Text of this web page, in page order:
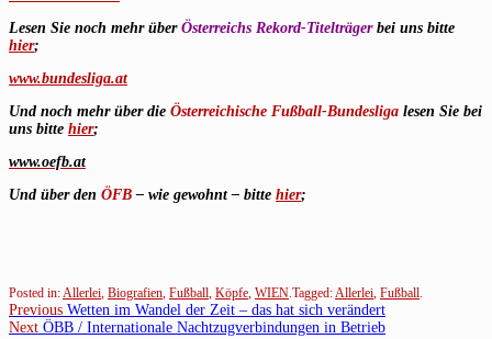
Lesen Sie noch mehr über Österreichs Rekord-Titelträgerbei uns bitte
hier;
www.bundesliga.at
Und noch mehr über die Österreichische Fußball-Bundesliga lesen Sie bei
uns bitte hier;
www.oefb.at
Und über den ÖFB– wie gewohnt – bitte hier;
Posted in: Allerlei Biografien Fußball Köpfe WIEN Tagged: Allerlei Fußball
Beitragsnavigation
Previous Previous
post:
Wetten im Wandel der Zeit – das hat sich verändert
Next Next
ÖBB / Internationale Nachtzugverbindungen in Betrieb